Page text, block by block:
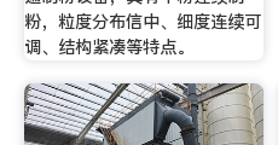
粉，粒度分布信中、细度连续可
调、结构紧凑等特点。